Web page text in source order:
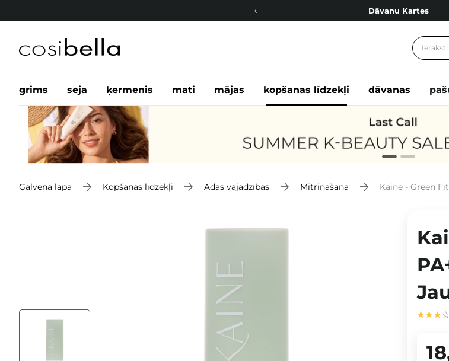
Dāvanu Kartes
Bezmaskas piegāde no
grims seja ķermenis mati mājas kopšanas līdzekļi dāvanas
Galvenā lapa Kopšanas līdzekļi Ādas vajadzības Mitrināšana Kaine - Green